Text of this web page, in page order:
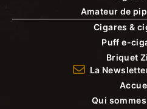
Amateur de
Cigares &
Puff e-
Briquet
La
Qui